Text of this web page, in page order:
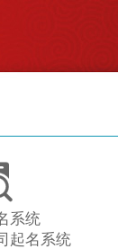
系统
起名系统